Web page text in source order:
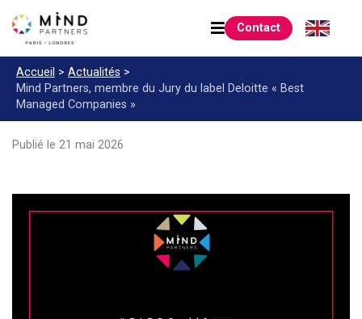
Contact
Accueil > Actualités >
Mind Partners, membre du Jury du label Deloitte « Best
Managed Companies »
Publié le 21 mai 2026